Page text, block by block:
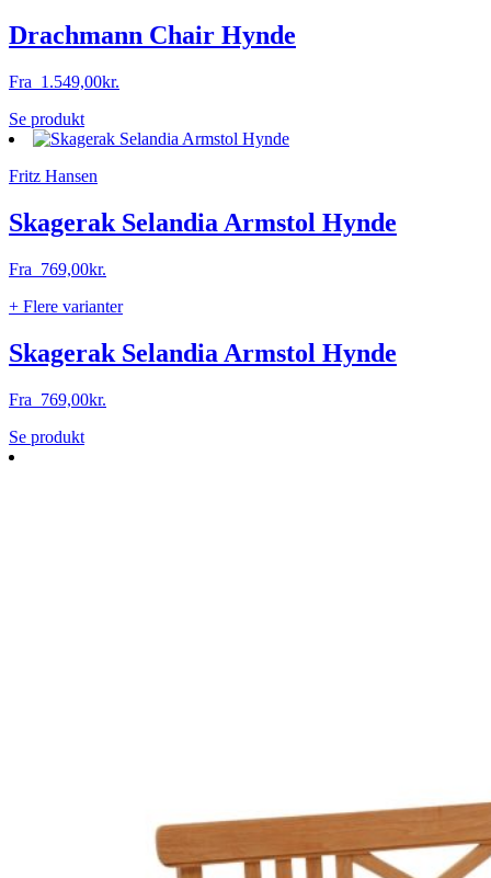
Drachmann Chair Hynde
Fra 1.549,00kr.
Se produktDette
vare
flere
Mulighederne
kan
på
Fritz Hansen
Skagerak Selandia Armstol Hynde
Fra 769,00kr.
+ Flere varianter
Skagerak Selandia Armstol Hynde
Fra 769,00kr.
Se produktDette